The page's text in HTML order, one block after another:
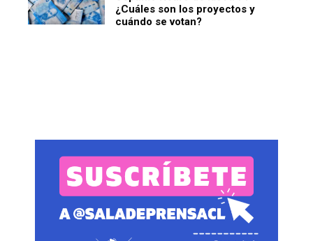
¿Cuáles son los proyectos y
cuándo se votan?